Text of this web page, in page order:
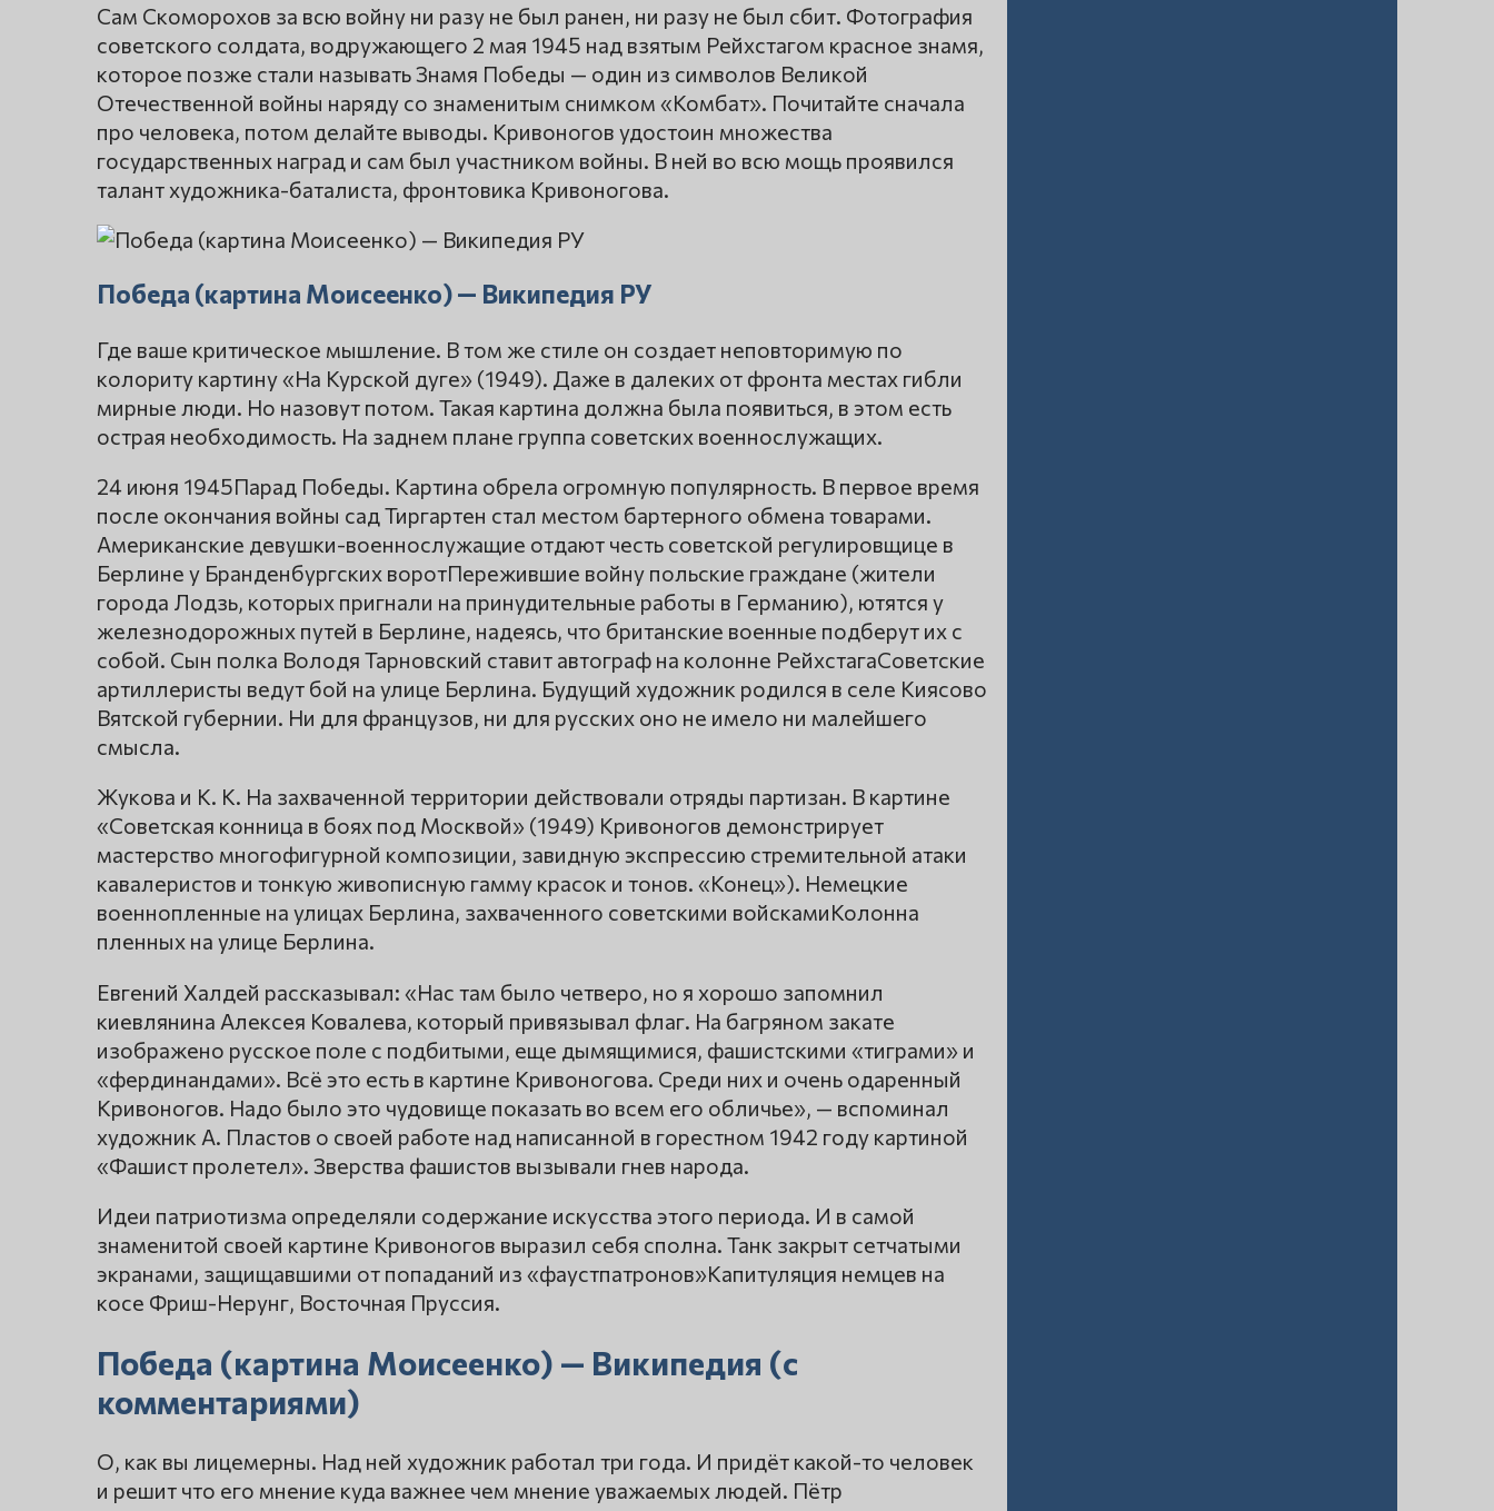
Сам Скоморохов за всю войну ни разу не был ранен, ни разу не был сбит. Фотография
советского солдата, водружающего 2 мая 1945 над взятым Рейхстагом красное знамя,
которое позже стали называть Знамя Победы — один из символов Великой
Отечественной войны наряду со знаменитым снимком «Комбат». Почитайте сначала
про человека, потом делайте выводы. Кривоногов удостоин множества
государственных наград и сам был участником войны. В ней во всю мощь проявился
талант художника-баталиста, фронтовика Кривоногова.
Победа (картина Моисеенко) — Википедия РУ
Где ваше критическое мышление. В том же стиле он создает неповторимую по
колориту картину «На Курской дуге» (1949). Даже в далеких от фронта местах гибли
мирные люди. Но назовут потом. Такая картина должна была появиться, в этом есть
острая необходимость. На заднем плане группа советских военнослужащих.
24 июня 1945Парад Победы. Картина обрела огромную популярность. В первое время
после окончания войны сад Тиргартен стал местом бартерного обмена товарами.
Американские девушки-военнослужащие отдают честь советской регулировщице в
Берлине у Бранденбургских воротПережившие войну польские граждане (жители
города Лодзь, которых пригнали на принудительные работы в Германию), ютятся у
железнодорожных путей в Берлине, надеясь, что британские военные подберут их с
собой. Сын полка Володя Тарновский ставит автограф на колонне РейхстагаСоветские
артиллеристы ведут бой на улице Берлина. Будущий художник родился в селе Киясово
Вятской губернии. Ни для французов, ни для русских оно не имело ни малейшего
смысла.
Жукова и К. К. На захваченной территории действовали отряды партизан. В картине
«Советская конница в боях под Москвой» (1949) Кривоногов демонстрирует
мастерство многофигурной композиции, завидную экспрессию стремительной атаки
кавалеристов и тонкую живописную гамму красок и тонов. «Конец»). Немецкие
военнопленные на улицах Берлина, захваченного советскими войскамиКолонна
пленных на улице Берлина.
Евгений Халдей рассказывал: «Нас там было четверо, но я хорошо запомнил
киевлянина Алексея Ковалева, который привязывал флаг. На багряном закате
изображено русское поле с подбитыми, еще дымящимися, фашистскими «тиграми» и
«фердинандами». Всё это есть в картине Кривоногова. Среди них и очень одаренный
Кривоногов. Надо было это чудовище показать во всем его обличье», — вспоминал
художник А. Пластов о своей работе над написанной в горестном 1942 году картиной
«Фашист пролетел». Зверства фашистов вызывали гнев народа.
Идеи патриотизма определяли содержание искусства этого периода. И в самой
знаменитой своей картине Кривоногов выразил себя сполна. Танк закрыт сетчатыми
экранами, защищавшими от попаданий из «фаустпатронов»Капитуляция немцев на
косе Фриш-Нерунг, Восточная Пруссия.
Победа (картина Моисеенко) — Википедия (с
комментариями)
О, как вы лицемерны. Над ней художник работал три года. И придёт какой-то человек
и решит что его мнение куда важнее чем мнение уважаемых людей. Пётр